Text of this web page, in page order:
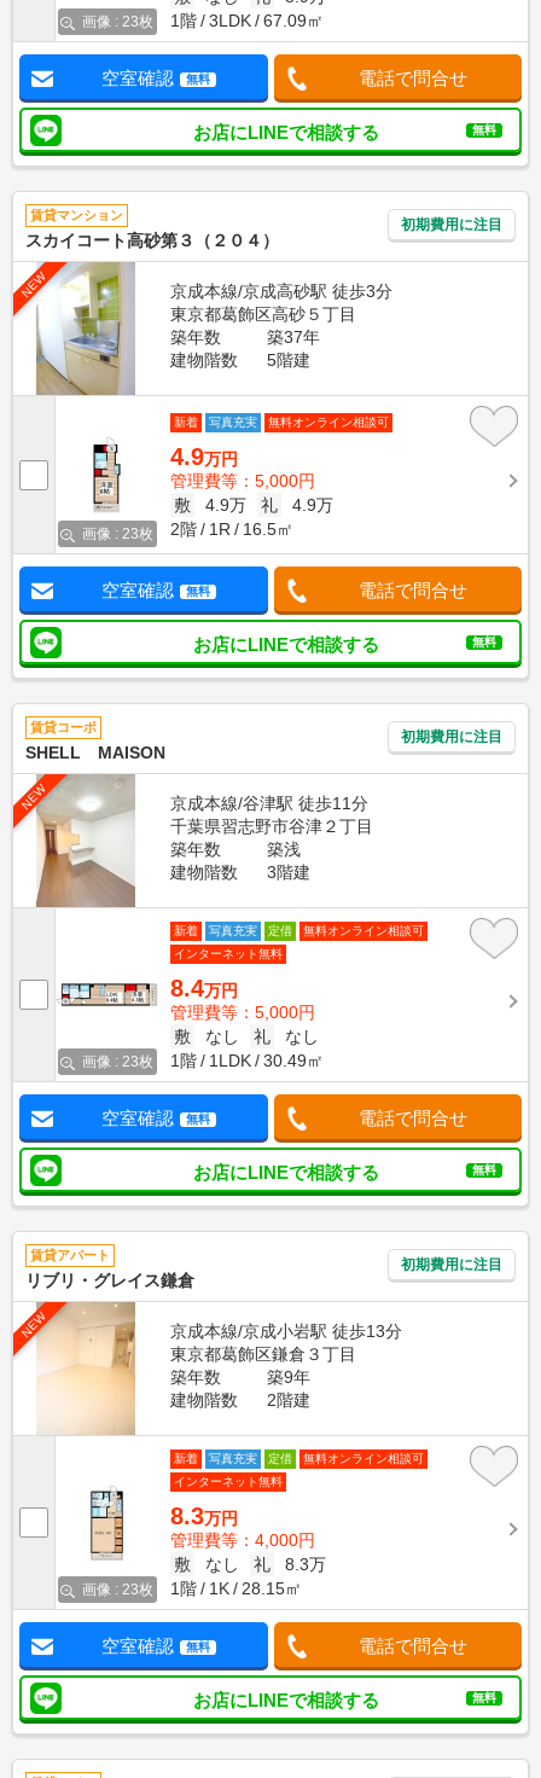
画像 : 23枚
1階
3LDK 67.09㎡
空室確認 無料 電話で問合せ
お店にLINEで相談する 無料
賃貸マンション
スカイコート高砂第３（２０４）
初期費用に注目
NEW
京成本線/京成高砂駅 徒歩3分
東京都葛飾区高砂５丁目
築年数
築37年
建物階数
5階建
画像 : 23枚
新着 写真充実 無料オンライン相談可
4.9万円
管理費等：5,000円
敷
4.9万 礼
4.9万
2階
1R 16.5㎡
空室確認 無料 電話で問合せ
お店にLINEで相談する 無料
賃貸コーポ
SHELL MAISON
初期費用に注目
NEW
京成本線/谷津駅 徒歩11分
千葉県習志野市谷津２丁目
築年数
築浅
建物階数
3階建
画像 : 23枚
新着 写真充実 定借
無料オンライン相談可
インターネット無料
8.4万円
管理費等：5,000円
敷
なし 礼
なし
1階
1LDK 30.49㎡
空室確認 無料 電話で問合せ
お店にLINEで相談する 無料
賃貸アパート
リブリ・グレイス鎌倉
初期費用に注目
NEW
京成本線/京成小岩駅 徒歩13分
東京都葛飾区鎌倉３丁目
築年数
築9年
建物階数
2階建
画像 : 23枚
新着 写真充実 定借
無料オンライン相談可
インターネット無料
8.3万円
管理費等：4,000円
敷
なし 礼
8.3万
1階
1K 28.15㎡
空室確認 無料 電話で問合せ
お店にLINEで相談する 無料